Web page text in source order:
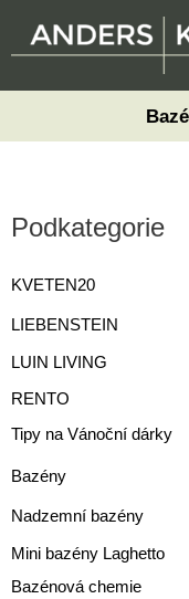
Podkategorie
KVETEN20
LIEBENSTEIN
LUIN LIVING
RENTO
Tipy na Vánoční dárky
Bazény
Nadzemní bazény
Mini bazény Laghetto
Bazénová chemie